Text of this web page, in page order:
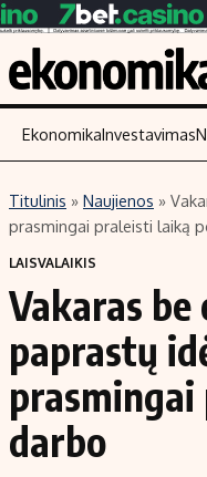
Turinys
Naujienos
Aplinka
Energetika
Ekonomika
Politika
EkonomikaInvestavimas
Titulinis » Naujienos »
prasmingai praleisti laiką
LAISVALAIKIS
Vakaras be
paprastų
darbo